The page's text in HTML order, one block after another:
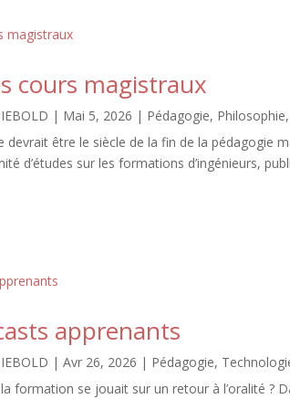
cours magistraux
| Mai 5, 2026 | Pédagogie, Philosophie,
devrait être le siècle de la fin de la pédagogie
d’études sur les formations d’ingénieurs,
apprenants
|Avr 26, 2026 | Pédagogie,
formation se jouait sur un retour à l’oralité ?